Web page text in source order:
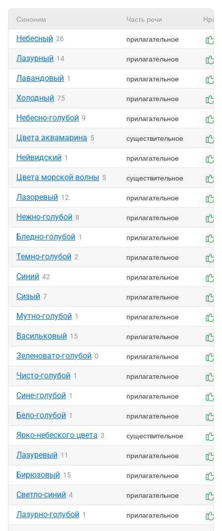
Синоним Часть речи
Небесный 26 прилагательное
Лазурный 14 прилагательное
Лавандовый 1 прилагательное
Холодный 75 прилагательное
Небесно-голубой 9 прилагательное
Цвета аквамарина 5 существительное
Нейвидский 1 прилагательное
Цвета морской волны 5 существительное
Лазоревый 12 прилагательное
Нежно-голубой 8 прилагательное
Бледно-голубой 1 прилагательное
Темно-голубой 2 прилагательное
Синий 42 прилагательное
Сизый 7 прилагательное
Мутно-голубой 1 прилагательное
Васильковый 15 прилагательное
Зеленовато-голубой 0 прилагательное
Чисто-голубой 1 прилагательное
Сине-голубой 1 прилагательное
Бело-голубой 1 прилагательное
Ярко-небеского цвета 3 существительное
Лазуревый 11 прилагательное
Бирюзовый 15 прилагательное
Светло-синий 4 прилагательное
Лазурно-голубой 1 прилагательное